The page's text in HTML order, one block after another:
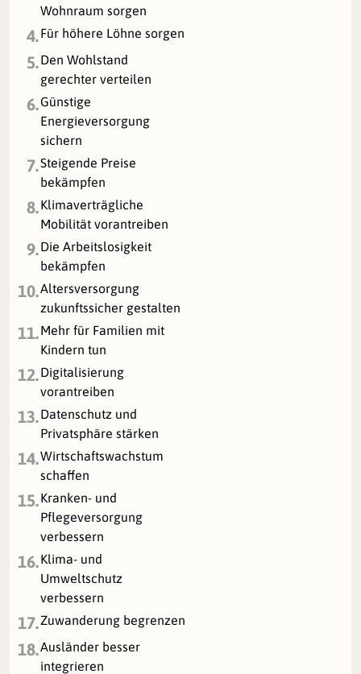
Wohnraum sorgen
4.Für höhere Löhne sorgen
5.Den Wohlstand
gerechter verteilen
6.Günstige
Energieversorgung
sichern
7.Steigende Preise
bekämpfen
8.Klimaverträgliche
Mobilität vorantreiben
9.Die Arbeitslosigkeit
bekämpfen
10.Altersversorgung
zukunftssicher gestalten
11.Mehr für Familien mit
Kindern tun
12.Digitalisierung
vorantreiben
13.Datenschutz und
Privatsphäre stärken
14.Wirtschaftswachstum
schaffen
15.Kranken- und
Pflegeversorgung
verbessern
16.Klima- und
Umweltschutz
verbessern
17.Zuwanderung begrenzen
18.Ausländer besser
integrieren